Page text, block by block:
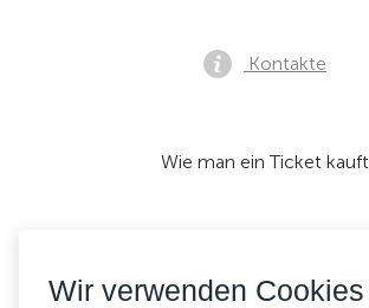
Kontakte
Wie man ein Ticket kauft
Wir verwenden Cookies